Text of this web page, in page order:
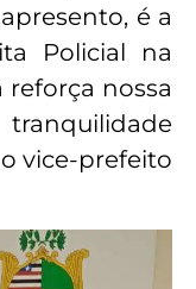
é a
Policial na
reforça nossa
vice-prefeito